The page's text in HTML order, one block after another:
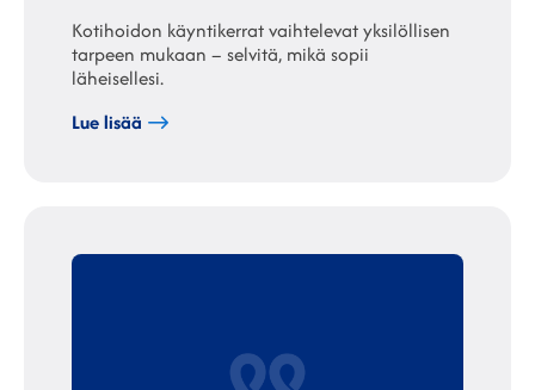
Kotihoidon käyntikerrat vaihtelevat yksilöllisen
tarpeen mukaan – selvitä, mikä sopii
läheisellesi.
Lue lisää